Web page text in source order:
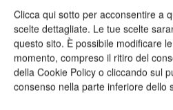
Clicca qui sotto per acconsentire a
scelte dettagliate. Le tue scelte
questo sito. È possibile modificare
momento, compreso il ritiro del
della Cookie Policy o cliccando sul
consenso nella parte inferiore dello
Azienda